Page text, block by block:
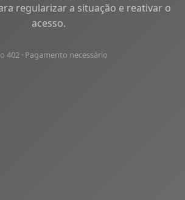
regularizar a situação e reativar o
acesso.
402 · Pagamento necessário